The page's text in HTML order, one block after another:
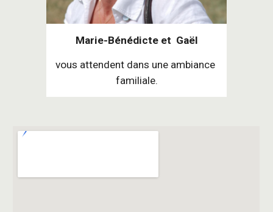
Marie-Bénédicte et  Gaël
vous attendent dans une ambiance
familiale.